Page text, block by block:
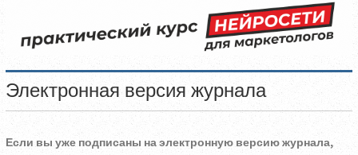
Электронная версия журнала
Если вы уже подписаны на электронную версию журнала,